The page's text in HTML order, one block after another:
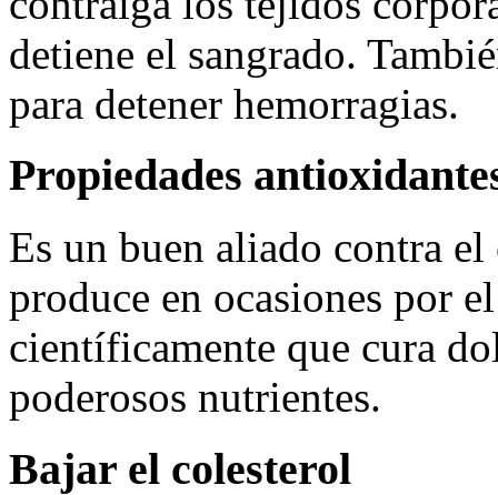
detiene el sangrado.
para detener hemorragias.
Propiedades
Es un buen aliado contra
produce en ocasiones por
científicamente que cura
poderosos nutrientes.
Bajar el colesterol